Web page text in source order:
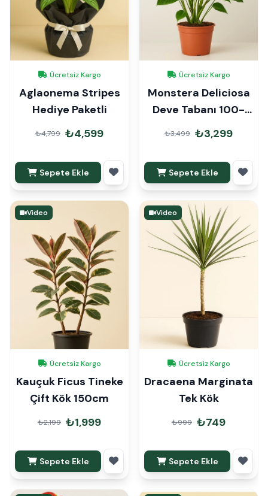
Ücretsiz Kargo
Aglaonema Stripes
Hediye Paketli
₺4,799 ₺4,599
Sepete Ekle
Ücretsiz Kargo
Monstera Deliciosa
Deve Tabanı 100-
120cm
₺3,499 ₺3,299
Sepete Ekle
Video
Ücretsiz Kargo
Kauçuk Ficus Tineke
Çift Kök 150cm
₺2,199 ₺1,999
Sepete Ekle
Video
Ücretsiz Kargo
Dracaena Marginata
Tek Kök
₺999 ₺749
Sepete Ekle